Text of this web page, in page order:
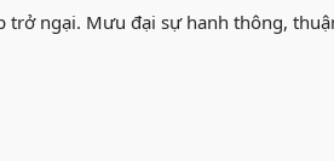
trở ngại. Mưu đại sự hanh thông,